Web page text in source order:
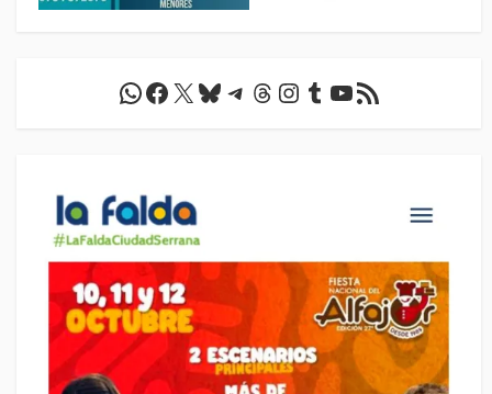
WhatsApp
Facebook
X Bluesky
Telegram
Threads
Instagram
Tumblr
YouTube
Feed RSS